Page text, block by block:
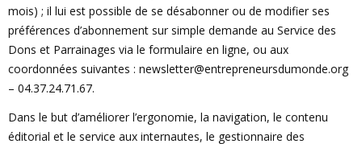
mois) ; il lui est possible de se désabonner ou de modifier ses
préférences d’abonnement sur simple demande au Service des
Dons et Parrainages via le formulaire en ligne, ou aux
coordonnées suivantes : newsletter@entrepreneursdumonde.org
– 04.37.24.71.67.
Dans le but d’améliorer l’ergonomie, la navigation, le contenu
éditorial et le service aux internautes, le gestionnaire des